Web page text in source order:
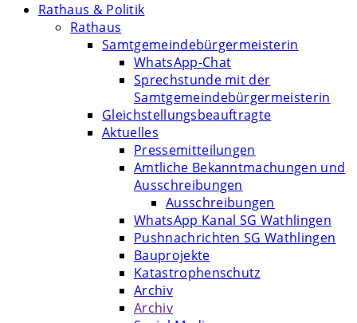
Rathaus & Politik
Rathaus
Samtgemeindebürgermeisterin
WhatsApp-Chat
Sprechstunde mit der
Samtgemeindebürgermeisterin
Gleichstellungsbeauftragte
Aktuelles
Pressemitteilungen
Amtliche Bekanntmachungen und
Ausschreibungen
Ausschreibungen
WhatsApp Kanal SG Wathlingen
Pushnachrichten SG Wathlingen
Bauprojekte
Katastrophenschutz
Archiv
Archiv